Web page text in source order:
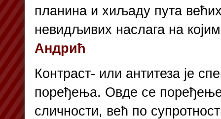
планина и хиљаду пута
невидљивих наслага на
Андрић
Контраст- или антитеза је
поређења. Овде се
сличности, већ по